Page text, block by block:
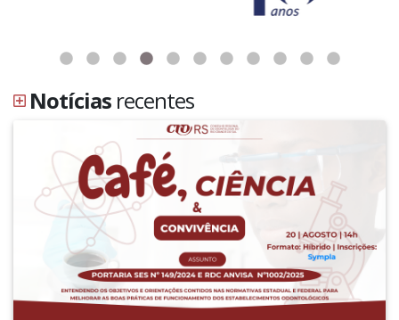
Notícias recentes